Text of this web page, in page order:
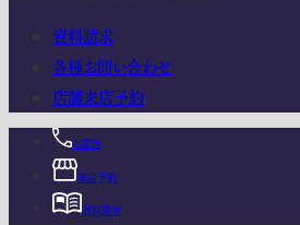
資料請求
各種お問い合わせ
店舗来店予約
お電話
来店予約
資料請求